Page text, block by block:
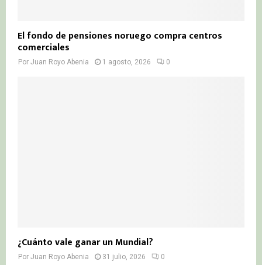
El fondo de pensiones noruego compra centros
comerciales
Por Juan Royo Abenia 1 agosto, 2026 0
¿Cuánto vale ganar un Mundial?
Por Juan Royo Abenia 31 julio, 2026 0